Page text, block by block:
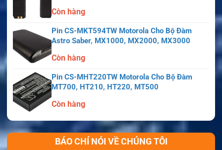
Còn hàng
Pin CS-MKT594TW Motorola Cho Bộ Đàm
Astro Saber, MX1000, MX2000, MX3000
Còn hàng
Pin CS-MHT220TW Motorola Cho Bộ Đàm
MT700, HT210, HT220, MT500
Còn hàng
BÁO CHÍ NÓI VỀ CHÚNG TÔI